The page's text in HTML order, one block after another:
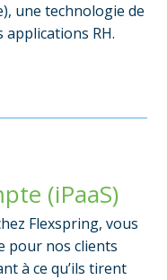
une technologie de
RH.
(iPaaS)
Flexspring, vous
pour nos clients
à ce qu’ils tirent